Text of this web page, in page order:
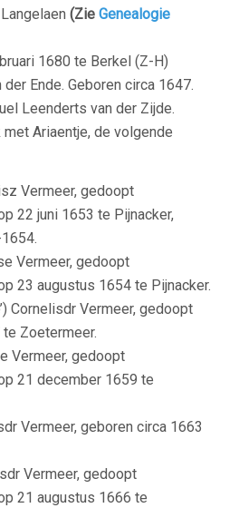
(Zie Genealogie
1680 te Berkel (Z-H)
Ende. Geboren circa 1647.
Leenderts van der Zijde.
Ariaentje, de volgende
Vermeer, gedoopt
22 juni 1653 te Pijnacker,
Vermeer, gedoopt
23 augustus 1654 te Pijnacker.
Cornelisdr Vermeer, gedoopt
Zoetermeer.
Vermeer, gedoopt
21 december 1659 te
Vermeer, geboren circa 1663
Vermeer, gedoopt
21 augustus 1666 te